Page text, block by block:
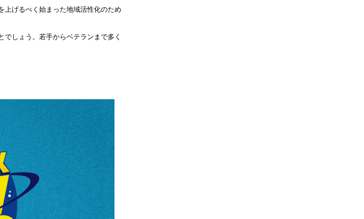
上げるべく始まった地域活性化のため
しょう。若手からベテランまで多く